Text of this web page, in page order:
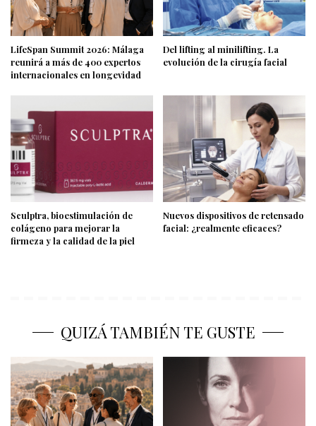
LifeSpan Summit 2026: Málaga
reunirá a más de 400 expertos
internacionales en longevidad
Del lifting al minilifting. La
evolución de la cirugía facial
Sculptra, bioestimulación de
colágeno para mejorar la
firmeza y la calidad de la piel
Nuevos dispositivos de retensado
facial: ¿realmente eficaces?
QUIZÁ TAMBIÉN TE GUSTE